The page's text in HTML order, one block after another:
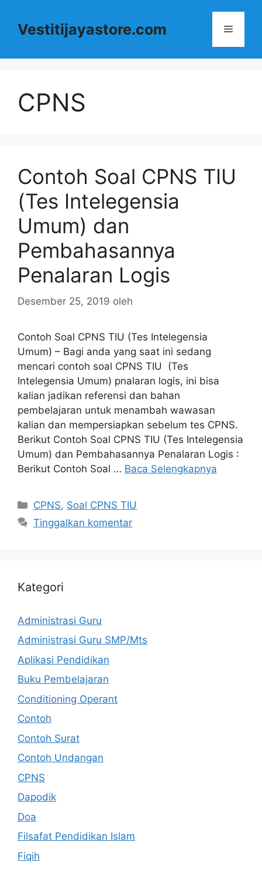
Vestitijayastore.com Menu
CPNS
Contoh Soal CPNS TIU
(Tes Intelegensia
Umum) dan
Pembahasannya
Penalaran Logis
Desember 25, 2019 oleh
Contoh Soal CPNS TIU (Tes Intelegensia
Umum) – Bagi anda yang saat ini sedang
mencari contoh soal CPNS TIU (Tes
Intelegensia Umum) pnalaran logis, ini bisa
kalian jadikan referensi dan bahan
pembelajaran untuk menambah wawasan
kalian dan mempersiapkan sebelum tes CPNS.
Berikut Contoh Soal CPNS TIU (Tes Intelegensia
Umum) dan Pembahasannya Penalaran Logis :
Berikut Contoh Soal … Baca Selengkapnya
Kategori
CPNS, Soal CPNS TIU
Tinggalkan komentar
Kategori
Administrasi Guru
Administrasi Guru SMP/Mts
Aplikasi Pendidikan
Buku Pembelajaran
Conditioning Operant
Contoh
Contoh Surat
Contoh Undangan
CPNS
Dapodik
Doa
Filsafat Pendidikan Islam
Fiqih